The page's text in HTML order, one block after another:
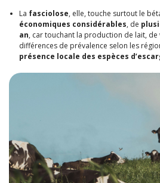
La fasciolose, elle, touche surtout le
économiques considérables, de
an, car touchant la production de lait, de
différences de prévalence selon les
présence locale des espèces